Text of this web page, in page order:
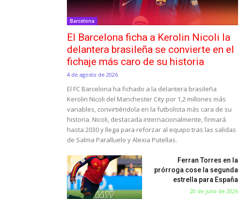
Barcelona
El Barcelona ficha a Kerolin Nicoli la
delantera brasileña se convierte en el
fichaje más caro de su historia
4 de agosto de 2026
El FC Barcelona ha fichado a la delantera brasileña
Kerolin Nicoli del Manchester City por 1,2 millones más
variables, convirtiéndola en la futbolista más cara de su
historia. Nicoli, destacada internacionalmente, firmará
hasta 2030 y llega para reforzar al equipo tras las salidas
de Salma Paralluelo y Alexia Putellas.
Ferran Torres en la
prórroga cose la segunda
estrella para España
20 de julio de 2026